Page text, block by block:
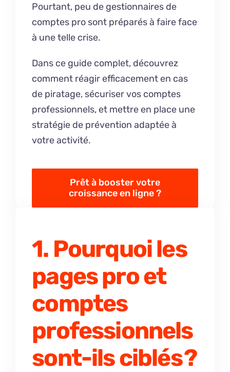
Pourtant, peu de gestionnaires de
comptes pro sont préparés à faire face
à une telle crise.
Dans ce guide complet, découvrez
comment réagir efficacement en cas
de piratage, sécuriser vos comptes
professionnels, et mettre en place une
stratégie de prévention adaptée à
votre activité.
Prêt à booster votre
croissance en ligne ?
1. Pourquoi les
pages pro et
comptes
professionnels
sont-ils ciblés ?